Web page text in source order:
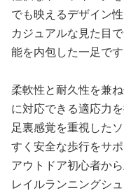
でも映えるデザイン
カジュアルな見た目
能を内包した一足です
柔軟性と耐久性を兼
に対応できる適応力を
足裏感覚を重視した
すく安全な歩行をサポ
アウトドア初心者か
レイルランニングシュ